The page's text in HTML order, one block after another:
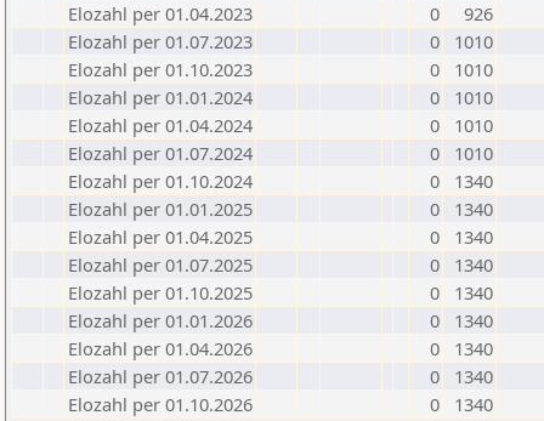
Elozahl per 01.04.2023
0
926
Elozahl per 01.07.2023
0
1010
Elozahl per 01.10.2023
0
1010
Elozahl per 01.01.2024
0
1010
Elozahl per 01.04.2024
0
1010
Elozahl per 01.07.2024
0
1010
Elozahl per 01.10.2024
0
1340
Elozahl per 01.01.2025
0
1340
Elozahl per 01.04.2025
0
1340
Elozahl per 01.07.2025
0
1340
Elozahl per 01.10.2025
0
1340
Elozahl per 01.01.2026
0
1340
Elozahl per 01.04.2026
0
1340
Elozahl per 01.07.2026
0
1340
Elozahl per 01.10.2026
0 1340